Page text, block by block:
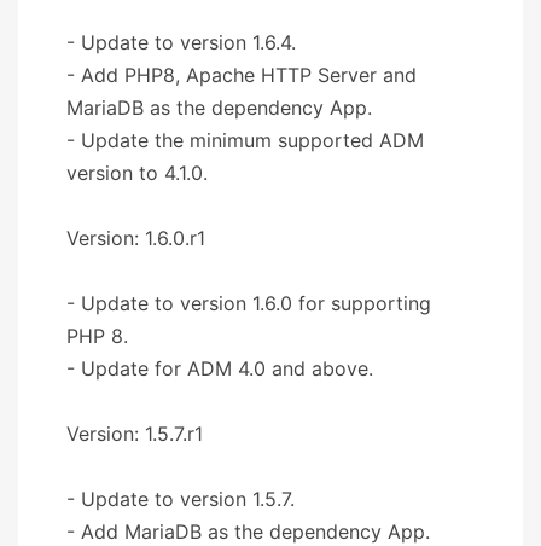
- Update to version 1.6.4.
- Add PHP8, Apache HTTP Server and
MariaDB as the dependency App.
- Update the minimum supported ADM
version to 4.1.0.
Version: 1.6.0.r1
- Update to version 1.6.0 for supporting
PHP 8.
- Update for ADM 4.0 and above.
Version: 1.5.7.r1
- Update to version 1.5.7.
- Add MariaDB as the dependency App.